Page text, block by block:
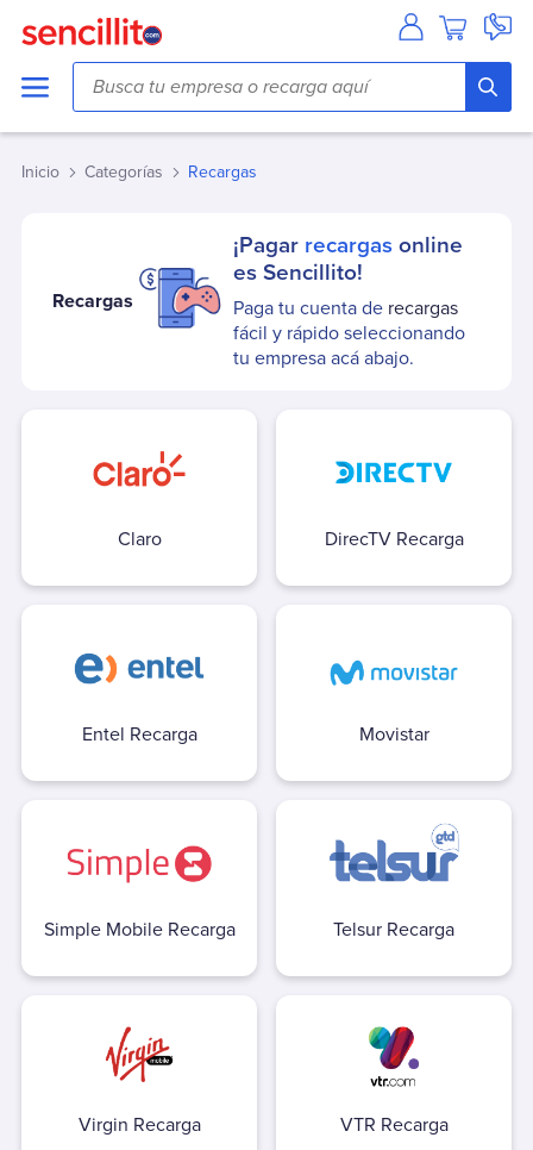
Agua
Aguas Andinas
Aguas Araucania
Aguas del Altiplano
Aguas del Valle
Aguas Décima
Aguas Metropolitana (Chacabuco/Santiago)
Aguas Pirque
Aguas Santiago Poniente
Biodiversa
Esval
Nueva Atacama
Smapa
Alarma
Prosegur Alarmas
Autopase Autopista Central
Autopista Vespucio Oriente (AVO)
Nogales Puchuncavi (Ex Canopsa)
Inicio Categorías Recargas
Recargas
¡Pagar recargasonline
es Sencillito!
Paga tu cuenta de recargas
fácil y rápido seleccionando
tu empresa acá abajo.
Claro DirecTV Recarga
Entel Recarga Movistar
Simple Mobile Recarga Telsur Recarga
Virgin Recarga VTR Recarga